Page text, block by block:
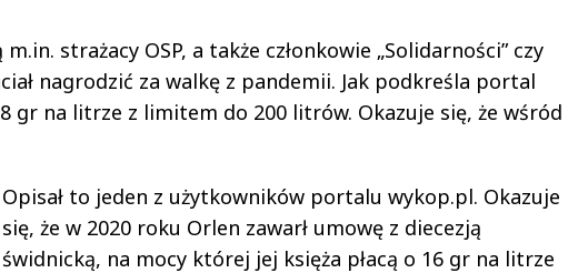
strażacy OSP, a także członkowie „Solidarności” czy
nagrodzić za walkę z pandemii. Jak podkreśla portal
gr na litrze z limitem do 200 litrów. Okazuje się, że wśród
Opisał to jeden z użytkowników portalu wykop.pl. Okazuje
się, że w 2020 roku Orlen zawarł umowę z diecezją
świdnicką, na mocy której jej księża płacą o 16 gr na litrze